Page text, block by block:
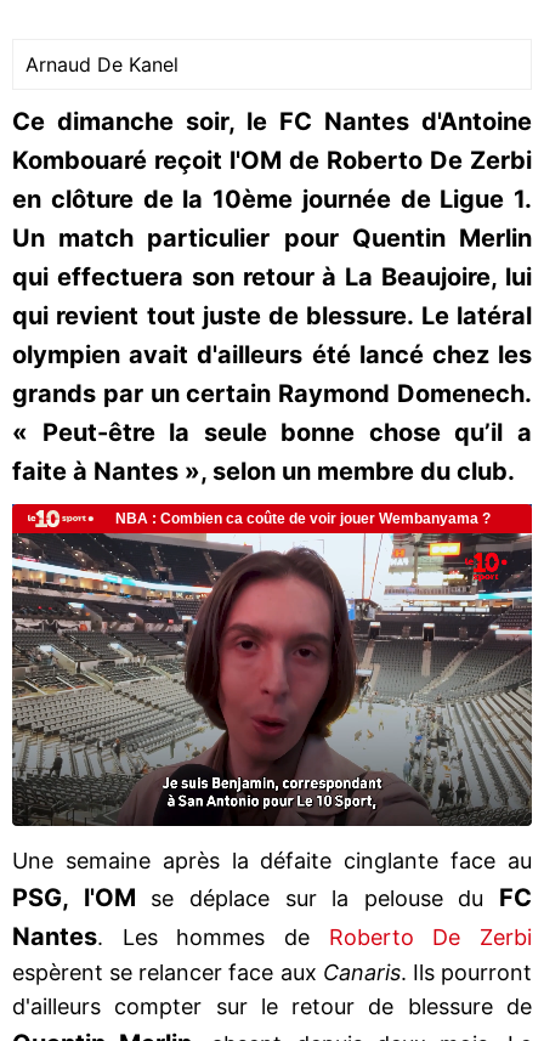
Arnaud De Kanel
Ce dimanche soir, le FC Nantes d'Antoine
Kombouaré reçoit l'OM de Roberto De Zerbi
en clôture de la 10ème journée de Ligue 1.
Un match particulier pour Quentin Merlin
qui effectuera son retour à La Beaujoire, lui
qui revient tout juste de blessure. Le latéral
olympien avait d'ailleurs été lancé chez les
grands par un certain Raymond Domenech.
« Peut-être la seule bonne chose qu’il a
faite à Nantes », selon un membre du club.
Une semaine après la défaite cinglante face au
PSG, l'OM se déplace sur la pelouse du FC
Nantes. Les hommes de Roberto De Zerbi
espèrent se relancer face aux Canaris. Ils pourront
d'ailleurs compter sur le retour de blessure de